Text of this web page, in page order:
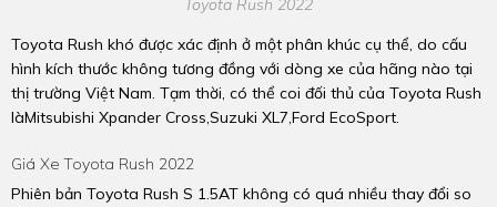
Toyota Rush 2022
Toyota Rush khó được xác định ở một phân khúc cụ thể, do cấu
hình kích thước không tương đồng với dòng xe của hãng nào tại
thị trường Việt Nam. Tạm thời, có thể coi đối thủ của Toyota Rush
làMitsubishi Xpander Cross,Suzuki XL7,Ford EcoSport.
Giá Xe Toyota Rush 2022
Phiên bản Toyota Rush S 1.5AT không có quá nhiều thay đổi so